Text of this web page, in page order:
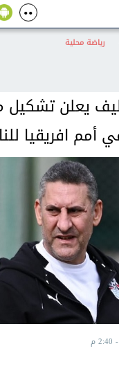
رياضة محلية
يعلن تشكيل
أمم افريقيا